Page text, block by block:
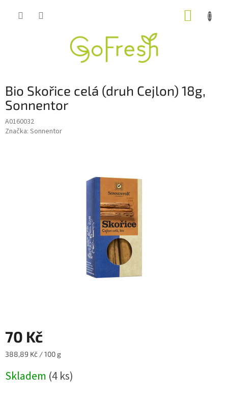
Bio Skořice celá (druh Cejlon) 18g,
Sonnentor
A0160032
Značka: Sonnentor
70 Kč
Měrná
388,89 Kč / 100 g
Skladem (4 ks)